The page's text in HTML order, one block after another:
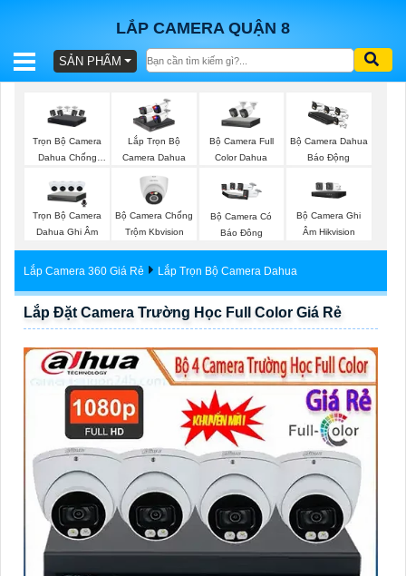
LẮP CAMERA QUẬN 8
BÁO
TRỌN
GÓI
SẢN
VẤN
LẮP
PHỤ
KIỆN
CAMERA
SẢN PHẨM
Trọn Bộ Camera
Dahua Chống
Lắp Trọn Bộ
Camera Dahua
Bộ Camera Full
Color Dahua
Bộ Camera Dahua
Báo Động
Trọn Bộ Camera
Dahua Ghi Âm
Bộ Camera Chống
Trộm Kbvision
Bộ Camera Có
Báo Đông
Bộ Camera Ghi
Âm Hikvision
Lắp Camera 360 Giá Rẻ Lắp Trọn Bộ Camera Dahua
Lắp Đặt Camera Trường Học Full Color Giá Rẻ